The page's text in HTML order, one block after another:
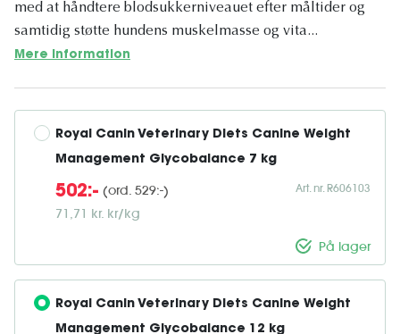
med at håndtere blodsukkerniveauet efter måltider og
samtidig støtte hundens muskelmasse og vita...
Mere information
Royal Canin Veterinary Diets Canine Weight
Management Glycobalance 7 kg
502:- (ord. 529:-)
71,71 kr. kr/kg
Art. nr. R606103
På lager
Royal Canin Veterinary Diets Canine Weight
Management Glycobalance 12 kg